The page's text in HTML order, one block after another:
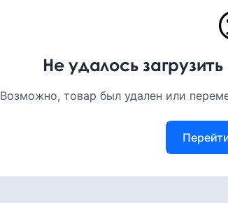
Не удалось
Возможно, товар был удален или